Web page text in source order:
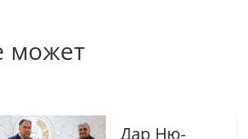
может
Дар Ню-